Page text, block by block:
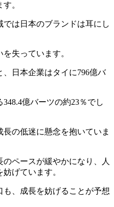
。
は日本のブランドは耳にし
失っています。
日本企業はタイに796億バ
億バーツの約23％でし
の低迷に懸念を抱いていま
ペースが緩やかになり、人
げています。
、成長を妨げることが予想